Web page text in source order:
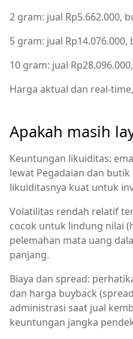
2 gram: jual Rp5.662.000,
5 gram: jual Rp14.076.000,
10 gram: jual
Harga aktual dan real-
Apakah masih
Keuntungan likuiditas:
lewat Pegadaian dan
likuiditasnya kuat untuk
Volatilitas rendah relatif
cocok untuk lindung nilai
pelemahan mata uang
panjang.
Biaya dan spread:
dan harga buyback
administrasi saat jual
keuntungan jangka